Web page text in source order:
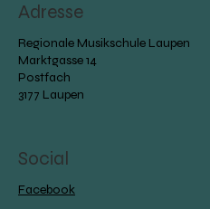
Adresse
Regionale Musikschule Laupen
Marktgasse 14
Postfach
3177 Laupen
Social
Facebook